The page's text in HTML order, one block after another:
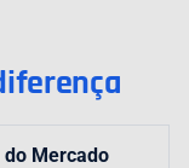
do Mercado